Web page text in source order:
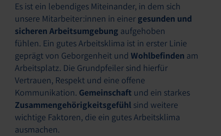
Es ist ein lebendiges Miteinander, in dem sich
unsere Mitarbeiter:innen in einer gesunden und
sicheren Arbeitsumgebung aufgehoben
fühlen. Ein gutes Arbeitsklima ist in erster Linie
geprägt von Geborgenheit und Wohlbefinden am
Arbeitsplatz. Die Grundpfeiler sind hierfür
Vertrauen, Respekt und eine offene
Kommunikation. Gemeinschaft und ein starkes
Zusammengehörigkeitsgefühl sind weitere
wichtige Faktoren, die ein gutes Arbeitsklima
ausmachen.